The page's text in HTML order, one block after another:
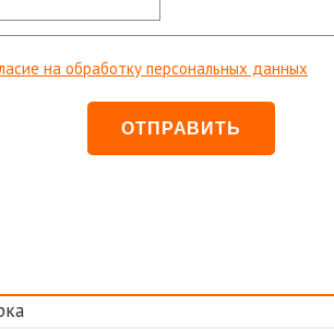
на обработку персональных данных